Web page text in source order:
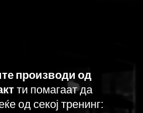
производи од
ти помагаат да
од секој тренинг: